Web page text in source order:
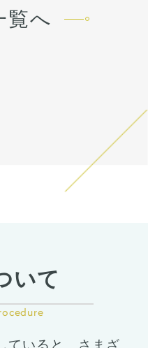
い。 カウンセリングにて、診
察させていただいた上でその
覧へ
いて
ていると、さまざ